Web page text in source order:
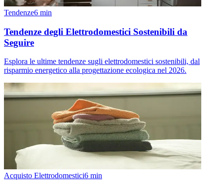
Tendenze6 min
Tendenze degli Elettrodomestici Sostenibili da
Seguire
Esplora le ultime tendenze sugli elettrodomestici sostenibili, dal
risparmio energetico alla progettazione ecologica nel 2026.
Acquisto Elettrodomestici6 min